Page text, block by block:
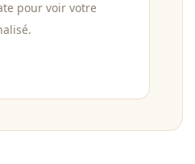
pour voir votre